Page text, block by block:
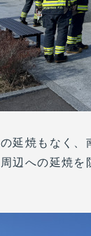
延焼もなく
辺への延焼